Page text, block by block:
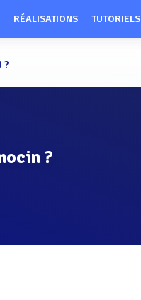
RÉALISATIONS TUTORIELS
?
?